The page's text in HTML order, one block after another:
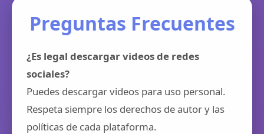
Preguntas Frecuentes
¿Es legal descargar videos de redes
sociales?
Puedes descargar videos para uso personal.
Respeta siempre los derechos de autor y las
políticas de cada plataforma.